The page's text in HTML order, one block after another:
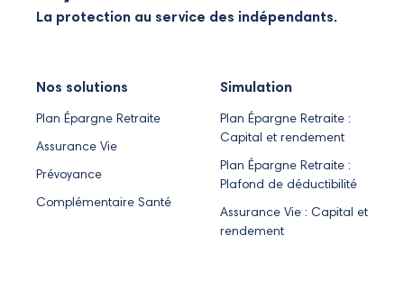
La protection au service des indépendants.
Nos solutions
Plan Épargne Retraite
Assurance Vie
Prévoyance
Complémentaire Santé
Simulation
Plan Épargne Retraite :
Capital et rendement
Plan Épargne Retraite :
Plafond de déductibilité
Assurance Vie : Capital et
rendement